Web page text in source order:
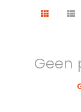
Geen